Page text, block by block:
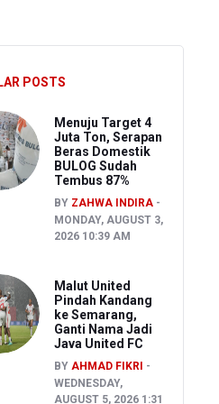
POSTS
Menuju Target 4
Juta Ton, Serapan
Beras Domestik
BULOG Sudah
Tembus 87%
BY ZAHWA INDIRA
MONDAY, AUGUST 3,
2026 10:39 AM
Malut United
Pindah Kandang
ke Semarang,
Ganti Nama Jadi
Java United FC
BY AHMAD FIKRI
WEDNESDAY,
AUGUST 5, 2026 1:31